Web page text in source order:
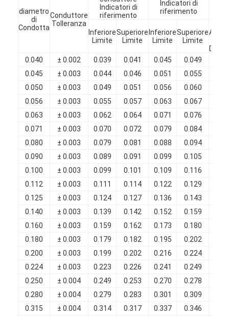
Chi Siamo
Visita alla fabbrica
Contattaci
Notizie
Chiedi un preventivo
Filati di avvolgimento in rame smaltato
Filati di rame isolati con smalto
Cavi magnetici di smalto
Filtro di rame piatto smaltato
diametro
di
Condotta
Conduttore
Tolleranza
Indicatori di
riferimento
Indicatori di
riferimento
Inferiore
Limite
Superiore
Limite
Inferiore
Limite
Superiore
Limite
0.040
± 0.002 0.039 0.041 0.045 0.049
0.045
± 0.003 0.044 0.046 0.051 0.055
0.050
± 0.003 0.049 0.051 0.056 0.060
0.056
± 0.003 0.055 0.057 0.063 0.067
0.063
± 0.003 0.062 0.064 0.071 0.076
0.071
± 0.003 0.070 0.072 0.079 0.084
0.080
± 0.003 0.079 0.081 0.088 0.094
0.090
± 0.003 0.089 0.091 0.099 0.105
0.100
± 0.003 0.099 0.101 0.109 0.116
0.112
± 0.003 0.111 0.114 0.122 0.129
0.125
± 0.003 0.124 0.127 0.136 0.143
0.140
± 0.003 0.139 0.142 0.152 0.159
0.160
± 0.003 0.159 0.162 0.173 0.180
0.180
± 0.003 0.179 0.182 0.195 0.202
0.200
± 0.003 0.199 0.202 0.216 0.224
0.224
± 0.003 0.223 0.226 0.241 0.249
0.250
± 0.004 0.249 0.253 0.270 0.278
0.280
± 0.004 0.279 0.283 0.301 0.309
0.315
± 0.004 0.314 0.317 0.337 0.346